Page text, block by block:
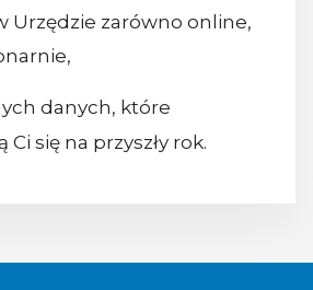
Urzędzie zarówno online,
danych, które
Ci się na przyszły rok.